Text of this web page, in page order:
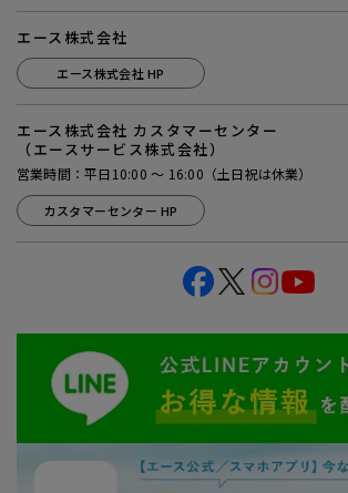
エース株式会社
エース株式会社 HP
エース株式会社 カスタマーセンター
（エースサービス株式会社）
営業時間：平日10:00 ～ 16:00（土日祝は休業）
カスタマーセンター HP